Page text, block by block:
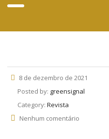
8 de dezembro de 2021
Posted by: greensignal
Category: Revista
Nenhum comentário